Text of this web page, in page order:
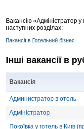
Вакансію «Адміністратор
наступних розділах:
Вакансії в Готельний бізнес
Інші вакансії в
Вакансія
Администратор в отель
Адміністратор
Покоївка у готель в Київ